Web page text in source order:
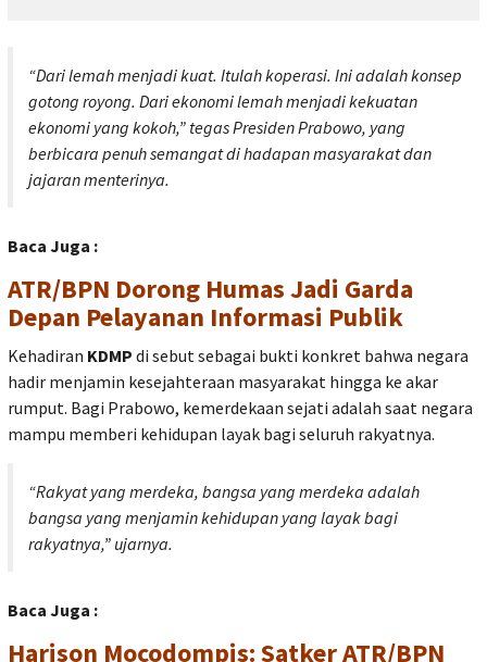
“Dari lemah menjadi kuat. Itulah koperasi. Ini adalah konsep
gotong royong. Dari ekonomi lemah menjadi kekuatan
ekonomi yang kokoh,” tegas Presiden Prabowo, yang
berbicara penuh semangat di hadapan masyarakat dan
jajaran menterinya.
Baca Juga :
ATR/BPN Dorong Humas Jadi Garda
Depan Pelayanan Informasi Publik
Kehadiran KDMP di sebut sebagai bukti konkret bahwa negara
hadir menjamin kesejahteraan masyarakat hingga ke akar
rumput. Bagi Prabowo, kemerdekaan sejati adalah saat negara
mampu memberi kehidupan layak bagi seluruh rakyatnya.
“Rakyat yang merdeka, bangsa yang merdeka adalah
bangsa yang menjamin kehidupan yang layak bagi
rakyatnya,” ujarnya.
Baca Juga :
Harison Mocodompis: Satker ATR/BPN